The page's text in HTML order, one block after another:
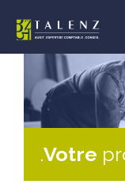
contenu
.Votre